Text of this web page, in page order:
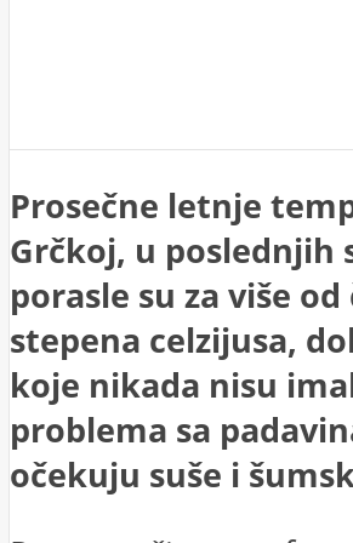
Prosečne letnje
Grčkoj, u poslednjih
porasle su za više
stepena celzijusa,
koje nikada nisu
problema sa
očekuju suše i